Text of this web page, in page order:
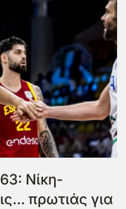
Νίκη-
πρωτιάς για